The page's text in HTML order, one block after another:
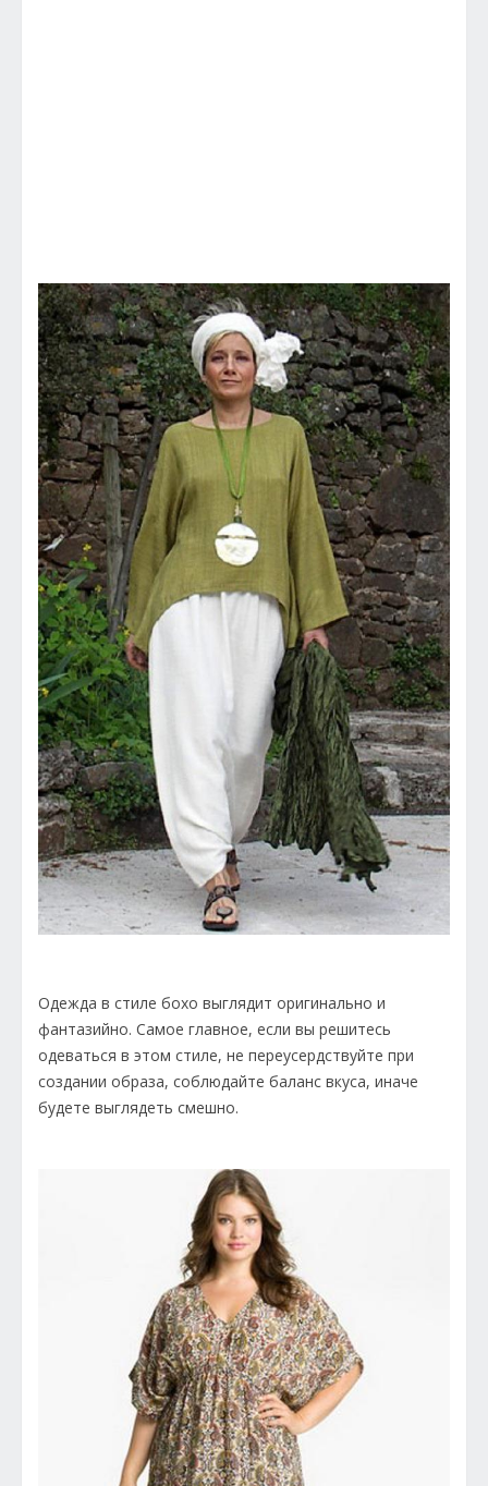
Одежда в стиле бохо выглядит оригинально и
фантазийно. Самое главное, если вы решитесь
одеваться в этом стиле, не переусердствуйте при
создании образа, соблюдайте баланс вкуса, иначе
будете выглядеть смешно.